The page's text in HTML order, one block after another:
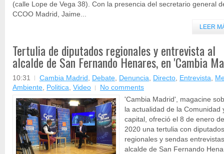
(calle Lope de Vega 38). Con la presencia del secretario general
CCOO Madrid, Jaime...
LEER
Tertulia de diputados regionales y entrevista al
alcalde de San Fernando Henares, en 'Cambia
10:31 Cambia Madrid , Debate, Denuncia, Directo, Entrevista,
Ambiente, Politica, Video
No comments
'Cambia Madrid', magacine
la actualidad de la Comunidad
capital, ofreció el 8 de enero de
2020 una tertulia con diputados
regionales y sendas
alcalde de San Fernando